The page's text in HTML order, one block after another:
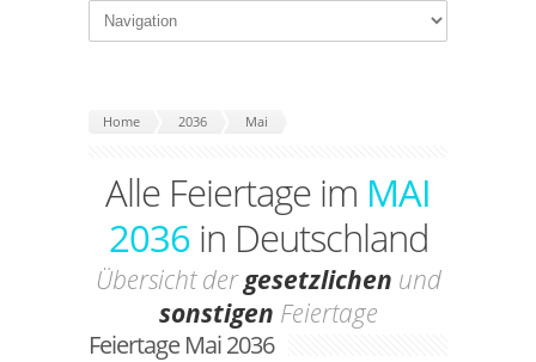
Home 2036 Mai
Alle Feiertage im MAI
2036in Deutschland
Übersicht dergesetzlichen und
sonstigen Feiertage
Feiertage Mai 2036